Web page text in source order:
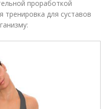
проработкой
тренировка для суставов